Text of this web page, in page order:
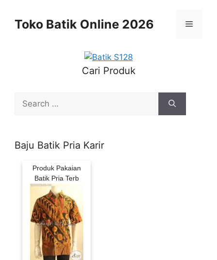
contentToko Batik Online 2026 Menu
Cari Produk
for:
Baju Batik Pria Karir
Produk Pakaian
Batik Pria Terb